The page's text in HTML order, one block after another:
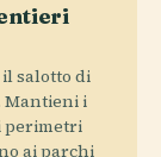
salotto di
Mantieni i
perimetri
ai parchi